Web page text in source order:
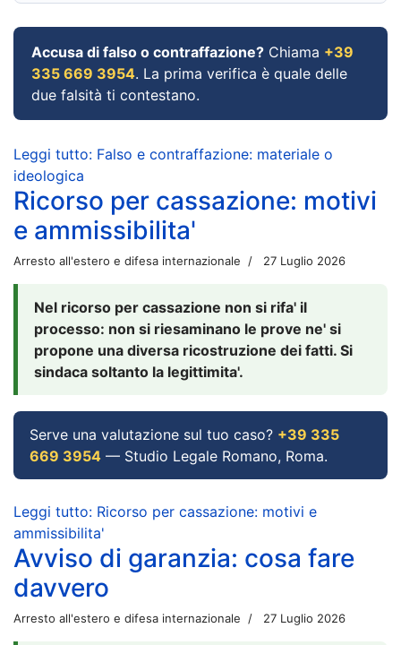
Accusa di falso o contraffazione? Chiama +39
335 669 3954. La prima verifica è quale delle
due falsità ti contestano.
Leggi tutto: Falso e contraffazione: materiale o
ideologica
Ricorso per cassazione: motivi
e ammissibilita'
Arresto all'estero e difesa internazionale 27 Luglio 2026
Nel ricorso per cassazione non si rifa' il
processo: non si riesaminano le prove ne' si
propone una diversa ricostruzione dei fatti. Si
sindaca soltanto la legittimita'.
Serve una valutazione sul tuo caso? +39 335
669 3954 — Studio Legale Romano, Roma.
Leggi tutto: Ricorso per cassazione: motivi e
ammissibilita'
Avviso di garanzia: cosa fare
davvero
Arresto all'estero e difesa internazionale 27 Luglio 2026